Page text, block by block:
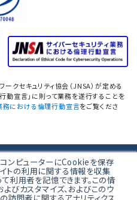
コンピューターにCookieを保存
イトの利用に関する情報を収集
利用者を記憶できます。この情
びカスタマイズ、およびこのウ
基準」
ピニオン
クセキュリティ協会（JNSA）が定める
動宣言」に則って業務を遂行することを
務における倫理行動宣言をご覧くださ
リティ
8-5-1